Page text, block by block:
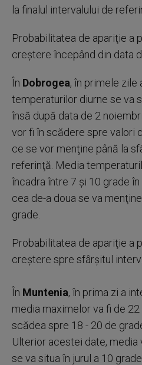
la finalul intervalului de
Probabilitatea de apariţie a
creştere începând din data
În Dobrogea, în primele zile
temperaturilor diurne se va
însă după data de 2
vor fi în scădere spre valori
ce se vor menţine până la
referinţă. Media
încadra între 7 şi 10 grade
cea de-a doua se va
grade.
Probabilitatea de apariţie a
creştere spre sfârşitul
În Muntenia, în prima zi a
media maximelor va fi de
scădea spre 18 - 20 de
Ulterior acestei date,
se va situa în jurul a 10